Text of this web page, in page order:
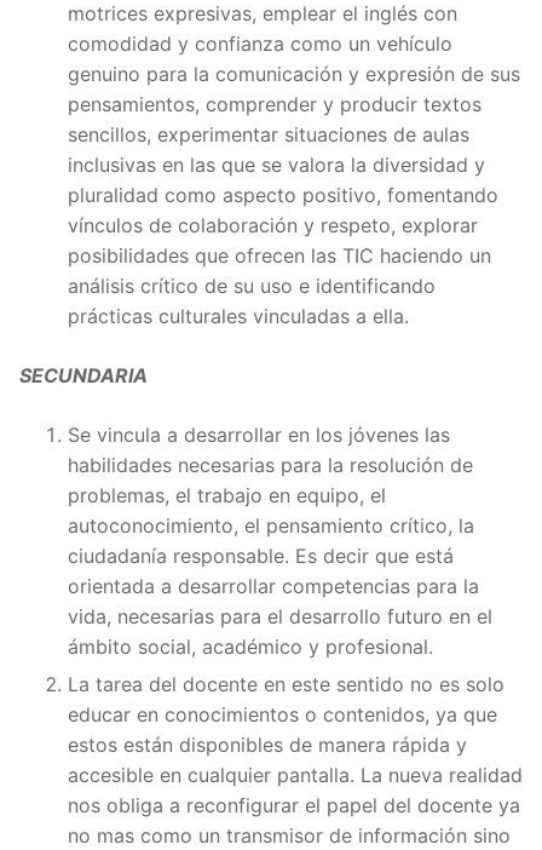
motrices expresivas, emplear el inglés con
comodidad y confianza como un vehículo
genuino para la comunicación y expresión de sus
pensamientos, comprender y producir textos
sencillos, experimentar situaciones de aulas
inclusivas en las que se valora la diversidad y
pluralidad como aspecto positivo, fomentando
vínculos de colaboración y respeto, explorar
posibilidades que ofrecen las TIC haciendo un
análisis crítico de su uso e identificando
prácticas culturales vinculadas a ella.
SECUNDARIA
Se vincula a desarrollar en los jóvenes las
habilidades necesarias para la resolución de
problemas, el trabajo en equipo, el
autoconocimiento, el pensamiento crítico, la
ciudadanía responsable. Es decir que está
orientada a desarrollar competencias para la
vida, necesarias para el desarrollo futuro en el
ámbito social, académico y profesional.
La tarea del docente en este sentido no es solo
educar en conocimientos o contenidos, ya que
estos están disponibles de manera rápida y
accesible en cualquier pantalla. La nueva realidad
nos obliga a reconfigurar el papel del docente ya
no mas como un transmisor de información sino